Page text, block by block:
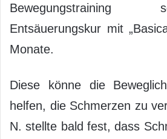
Entsäuerungskur mit
Monate.
Diese könne die
helfen, die Schmerzen zu
N. stellte bald fest, dass